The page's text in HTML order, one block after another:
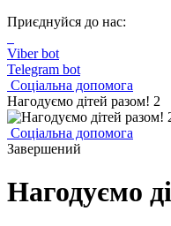
Приєднуйся до нас:
Viber bot
Telegram bot
Соціальна допомога
Нагодуємо дітей разом! 2
Соціальна допомога
Завершений
Нагодуємо